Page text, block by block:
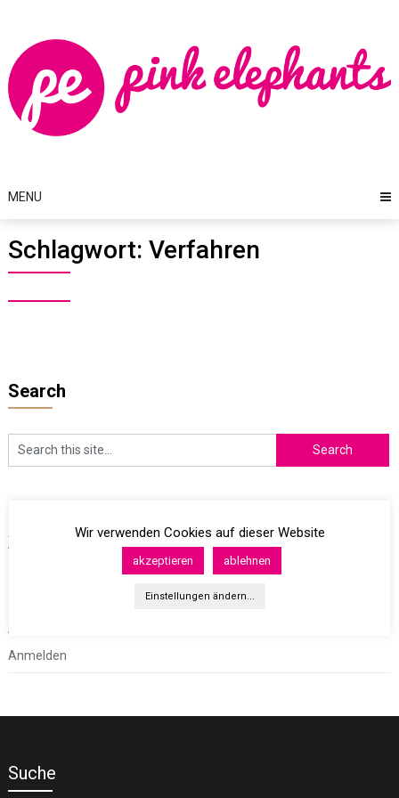
content
MENU
Schlagwort: Verfahren
Search
Archives
Anmelden
Suche
Wir verwenden Cookies auf dieser Website
akzeptieren ablehnen
Einstellungen ändern...